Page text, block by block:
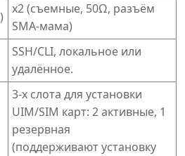
х2 (съемные, 50Ω, разъём
SMA-мама)
SSH/CLI, локальное или
удалённое.
3-х слота для установки
UIM/SIM карт: 2 активные, 1
резервная
(поддерживают установку